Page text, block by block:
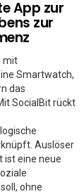
App zur
zur
mit
Smartwatch,
das
SocialBit rückt
Auslöser
ist eine neue
ohne